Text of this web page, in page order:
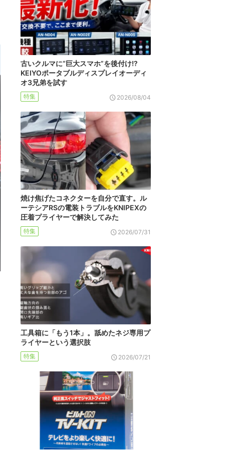
古いクルマに“巨大スマホ”を後付け!?
KEIYOポータブルディスプレイオーディ
オ3兄弟を試す
特集 2026/08/04
焼け焦げたコネクターを自分で直す。ル
ーテシアRSの電装トラブルをKNIPEXの
圧着プライヤーで解決してみた
特集 2026/07/31
工具箱に「もう1本」。舐めたネジ専用プ
ライヤーという選択肢
特集 2026/07/21